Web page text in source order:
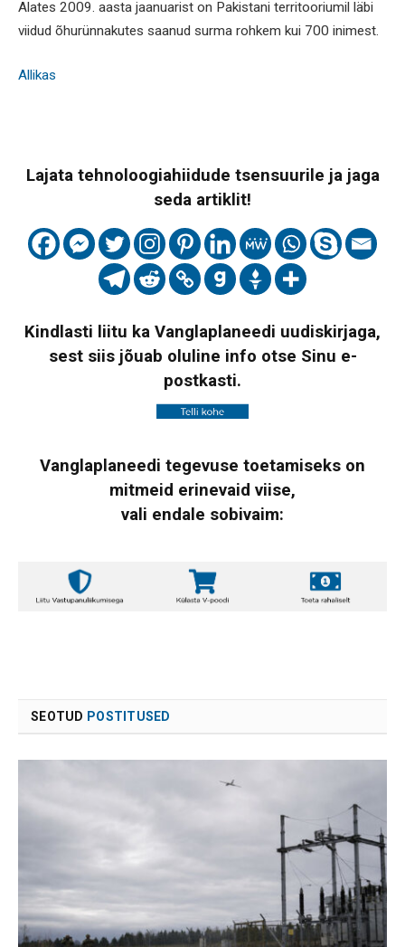
Alates 2009. aasta jaanuarist on Pakistani territooriumil läbi
viidud õhurünnakutes saanud surma rohkem kui 700 inimest.
Allikas
Lajata tehnoloogiahiidude tsensuurile ja jaga
seda artiklit!
Kindlasti liitu ka Vanglaplaneedi uudiskirjaga,
sest siis jõuab oluline info otse Sinu e-
postkasti.
Vanglaplaneedi tegevuse toetamiseks on
mitmeid erinevaid viise,
vali endale sobivaim:
SEOTUD POSTITUSED